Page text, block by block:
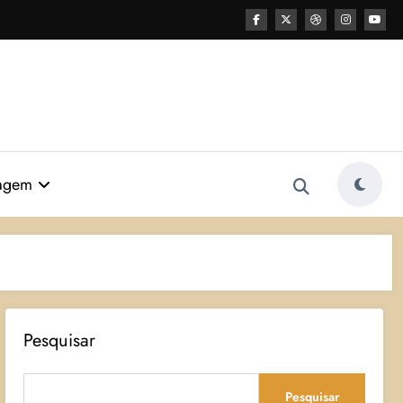
Pesquisar
Pesquisar